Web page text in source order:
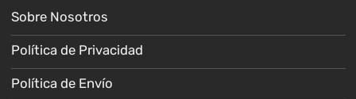
Sobre Nosotros
Política de Privacidad
Política de Envío